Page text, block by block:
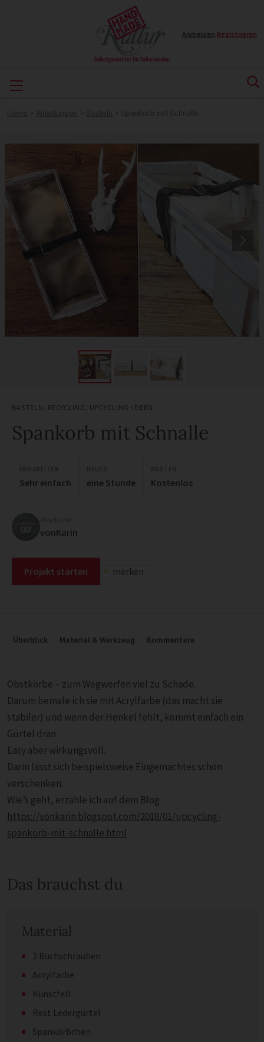
Anmelden Registrieren
BASTELN RECYCLING UPCYCLING-IDEEN
Spankorb mit Schnalle
Sehr einfach eine Stunde Kostenlos
vonKarin
Projekt starten merken
Überblick Material & Werkzeug Kommentare
Obstkörbe – zum Wegwerfen viel zu Schade.
Darum bemale ich sie mit Acrylfarbe (das macht sie
stabiler) und wenn der Henkel fehlt, kommt einfach ein
Gürtel dran.
Easy aber wirkungsvoll.
Darin lässt sich beispielsweise Eingemachtes schön
verschenken.
Wie’s geht, erzähle ich auf dem Blog
https://vonkarin.blogspot.com/2018/01/upcycling-
spankorb-mit-schnalle.html
Das brauchst du
Material
2 Buchschrauben
Acrylfarbe
Kunstfell
Rest Ledergürtel
Spankörbchen